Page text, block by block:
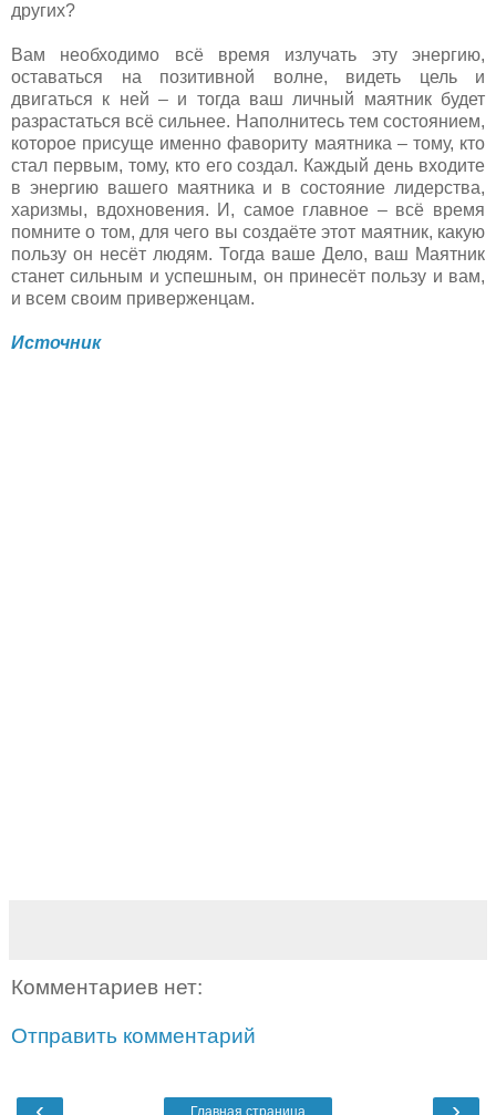
других?
Вам необходимо всё время излучать эту энергию,
оставаться на позитивной волне, видеть цель и
двигаться к ней – и тогда ваш личный маятник будет
разрастаться всё сильнее. Наполнитесь тем состоянием,
которое присуще именно фавориту маятника – тому, кто
стал первым, тому, кто его создал. Каждый день входите
в энергию вашего маятника и в состояние лидерства,
харизмы, вдохновения. И, самое главное – всё время
помните о том, для чего вы создаёте этот маятник, какую
пользу он несёт людям. Тогда ваше Дело, ваш Маятник
станет сильным и успешным, он принесёт пользу и вам,
и всем своим приверженцам.
Источник
Комментариев нет:
Отправить комментарий